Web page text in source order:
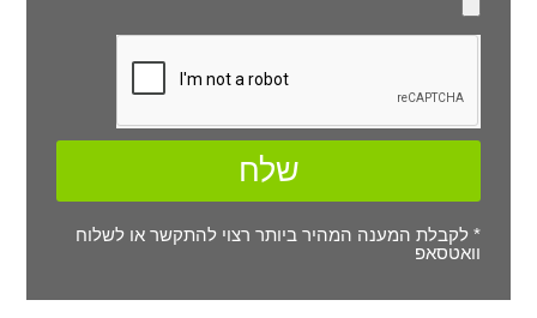
שלח
* לקבלת המענה המהיר ביותר רצוי להתקשר או לשלוח
וואטסאפ